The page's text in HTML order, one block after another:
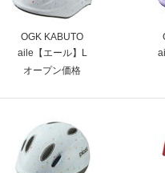
OGK KABUTO
aile【エール】L
オープン価格